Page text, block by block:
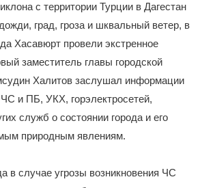
с территории Турции в Дагестан
град, гроза и шквальный ветер, в
Хасавюрт провели экстренное
заместитель главы городской
Халитов заслушал информации
и ПБ, УКХ, горэлектросетей,
служб о состоянии города и его
природным явлениям.
в случае угрозы возникновения ЧС